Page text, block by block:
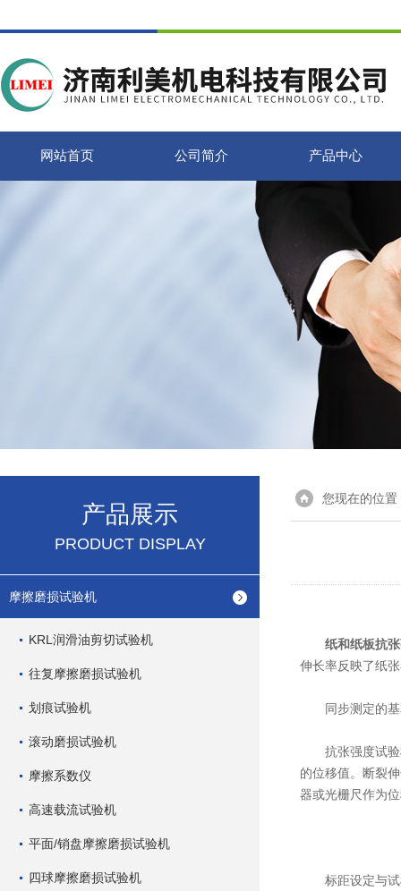
网站首页 公司简介 产品中心
产品展示
PRODUCT DISPLAY
摩擦磨损试验机
KRL润滑油剪切试验机
往复摩擦磨损试验机
划痕试验机
滚动磨损试验机
摩擦系数仪
高速载流试验机
平面/销盘摩擦磨损试验机
四球摩擦磨损试验机
您现在的位置
纸和纸板抗
伸长率反映了纸
同步测定的基
抗张强度试验
的位移值。断裂
器或光栅尺作为
标距设定与试